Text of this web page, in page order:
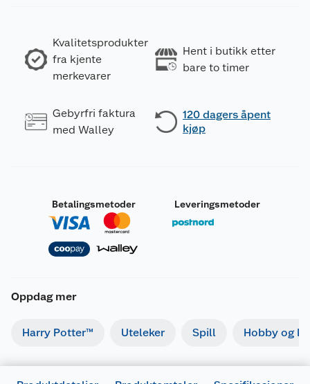
Kvalitetsprodukter
fra kjente
merkevarer
Hent i butikk etter
bare to timer
Gebyrfri faktura
med Walley
120 dagers åpent
kjøp
Betalingsmetoder Leveringsmetoder
Oppdag mer
Harry Potter™ Uteleker Spill Hobby og